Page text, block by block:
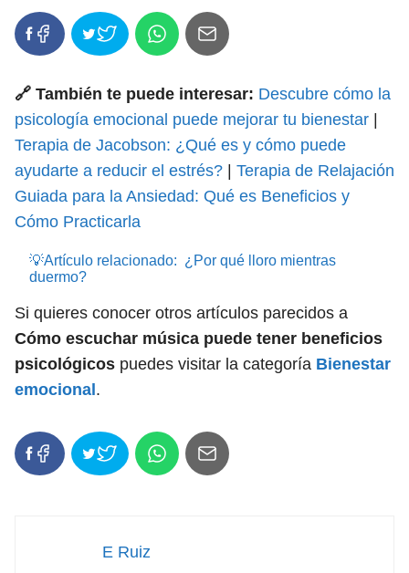
🔗 También te puede interesar: Descubre cómo la
psicología emocional puede mejorar tu bienestar
Terapia de Jacobson: ¿Qué es y cómo puede
ayudarte a reducir el estrés?
Terapia de Relajación
Guiada para la Ansiedad: Qué es Beneficios y
Cómo Practicarla
💡Artículo relacionado: ¿Por qué lloro mientras
duermo?
Si quieres conocer otros artículos parecidos a
Cómo escuchar música puede tener beneficios
psicológicos puedes visitar la categoría Bienestar
emocional .
E Ruiz